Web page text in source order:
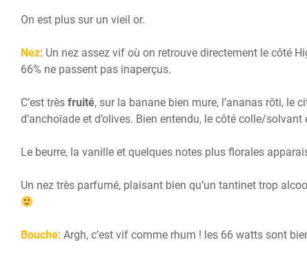
On est plus sur un vieil or.
Nez: Un nez assez vif où on retrouve directement le côté
66% ne passent pas inaperçus.
C’est très fruité, sur la banane bien mure, l’ananas rôti, le
d’anchoïade et d’olives. Bien entendu, le côté colle/
Le beurre, la vanille et quelques notes plus florales
Un nez très parfumé, plaisant bien qu’un tantinet trop
Bouche: Argh, c’est vif comme rhum ! les 66 watts sont